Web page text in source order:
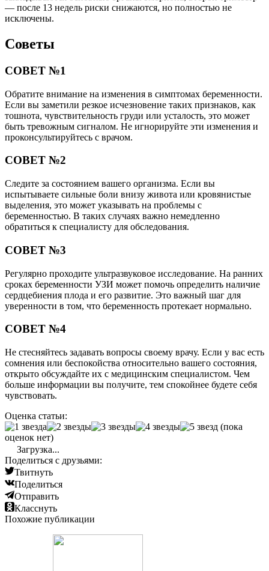
— после 13 недель риски снижаются, но полностью не
исключены.
Советы
СОВЕТ №1
Обратите внимание на изменения в симптомах беременности.
Если вы заметили резкое исчезновение таких признаков, как
тошнота, чувствительность груди или усталость, это может
быть тревожным сигналом. Не игнорируйте эти изменения и
проконсультируйтесь с врачом.
СОВЕТ №2
Следите за состоянием вашего организма. Если вы
испытываете сильные боли внизу живота или кровянистые
выделения, это может указывать на проблемы с
беременностью. В таких случаях важно немедленно
обратиться к специалисту для обследования.
СОВЕТ №3
Регулярно проходите ультразвуковое исследование. На ранних
сроках беременности УЗИ может помочь определить наличие
сердцебиения плода и его развитие. Это важный шаг для
уверенности в том, что беременность протекает нормально.
СОВЕТ №4
Не стесняйтесь задавать вопросы своему врачу. Если у вас есть
сомнения или беспокойства относительно вашего состояния,
открыто обсуждайте их с медицинским специалистом. Чем
больше информации вы получите, тем спокойнее будете себя
чувствовать.
Оценка статьи:
(пока
оценок нет)
Загрузка...
Поделиться с друзьями:
Твитнуть
Поделиться
Отправить
Класснуть
Похожие публикации